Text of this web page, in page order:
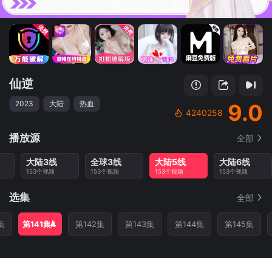
仙逆
2023 大陆 热血
4240258 9.0
播放源 全部
大陆3线
153个视频
全球3线
153个视频
大陆5线
153个视频
大陆6线
153个视频
选集 全部
第141集 第142集 第143集 第144集 第145集